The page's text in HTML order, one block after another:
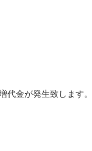
金が発生致します。